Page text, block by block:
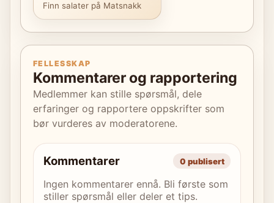
Finn salater på Matsnakk
FELLESSKAP
Kommentarer og rapportering
Medlemmer kan stille spørsmål, dele
erfaringer og rapportere oppskrifter som
bør vurderes av moderatorene.
Kommentarer 0 publisert
Ingen kommentarer ennå. Bli første som
stiller spørsmål eller deler et tips.